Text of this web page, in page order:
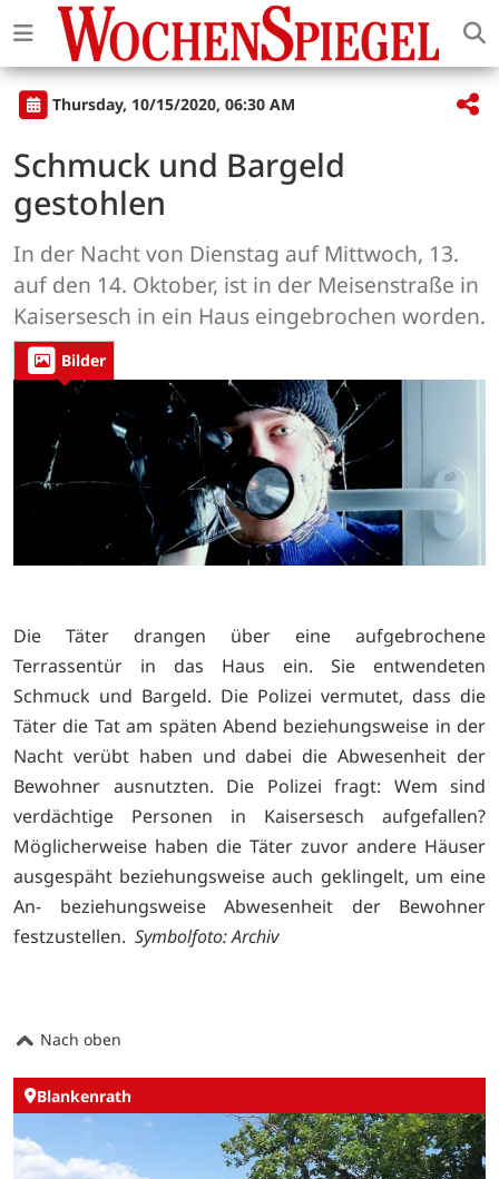
Thursday, 10/15/2020, 06:30 AM
Schmuck und Bargeld
gestohlen
In der Nacht von Dienstag auf Mittwoch, 13.
auf den 14. Oktober, ist in der Meisenstraße in
Kaisersesch in ein Haus eingebrochen worden.
Bilder
Die Täter drangen über eine aufgebrochene
Terrassentür in das Haus ein. Sie entwendeten
Schmuck und Bargeld. Die Polizei vermutet, dass die
Täter die Tat am späten Abend beziehungsweise in der
Nacht verübt haben und dabei die Abwesenheit der
Bewohner ausnutzten. Die Polizei fragt: Wem sind
verdächtige Personen in Kaisersesch aufgefallen?
Möglicherweise haben die Täter zuvor andere Häuser
ausgespäht beziehungsweise auch geklingelt, um eine
An- beziehungsweise Abwesenheit der Bewohner
festzustellen. Symbolfoto: Archiv
Nach oben
Blankenrath